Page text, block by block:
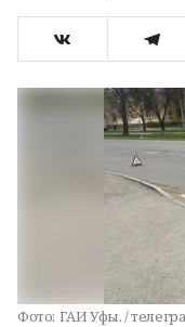
Фото: ГАИ Уфы. /